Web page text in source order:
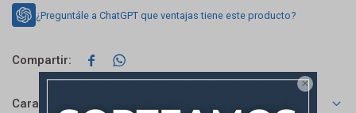

¿Preguntále a ChatGPT que ventajas tiene este producto?
 
Características